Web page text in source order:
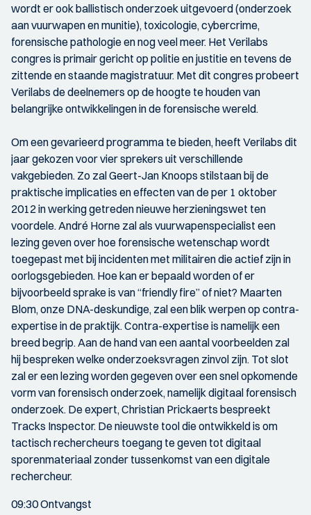
wordt er ook ballistisch onderzoek uitgevoerd (onderzoek
aan vuurwapen en munitie), toxicologie, cybercrime,
forensische pathologie en nog veel meer. Het Verilabs
congres is primair gericht op politie en justitie en tevens de
zittende en staande magistratuur. Met dit congres probeert
Verilabs de deelnemers op de hoogte te houden van
belangrijke ontwikkelingen in de forensische wereld.
Om een gevarieerd programma te bieden, heeft Verilabs dit
jaar gekozen voor vier sprekers uit verschillende
vakgebieden. Zo zal Geert-Jan Knoops stilstaan bij de
praktische implicaties en effecten van de per 1 oktober
2012 in werking getreden nieuwe herzieningswet ten
voordele. André Horne zal als vuurwapenspecialist een
lezing geven over hoe forensische wetenschap wordt
toegepast met bij incidenten met militairen die actief zijn in
oorlogsgebieden. Hoe kan er bepaald worden of er
bijvoorbeeld sprake is van “friendly fire” of niet? Maarten
Blom, onze DNA-deskundige, zal een blik werpen op contra-
expertise in de praktijk. Contra-expertise is namelijk een
breed begrip. Aan de hand van een aantal voorbeelden zal
hij bespreken welke onderzoeksvragen zinvol zijn. Tot slot
zal er een lezing worden gegeven over een snel opkomende
vorm van forensisch onderzoek, namelijk digitaal forensisch
onderzoek. De expert, Christian Prickaerts bespreekt
Tracks Inspector. De nieuwste tool die ontwikkeld is om
tactisch rechercheurs toegang te geven tot digitaal
sporenmateriaal zonder tussenkomst van een digitale
rechercheur.
09:30 Ontvangst